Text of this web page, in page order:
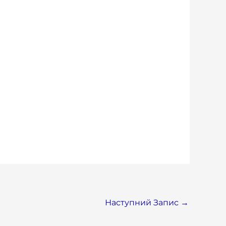
Наступний Запис →